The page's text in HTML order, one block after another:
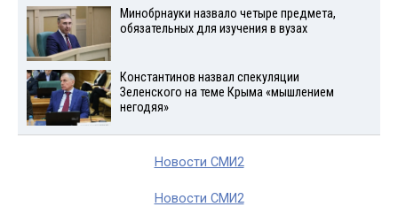
Минобрнауки назвало четыре предмета,
обязательных для изучения в вузах
Константинов назвал спекуляции
Зеленского на теме Крыма «мышлением
негодяя»
Новости СМИ2
Новости СМИ2